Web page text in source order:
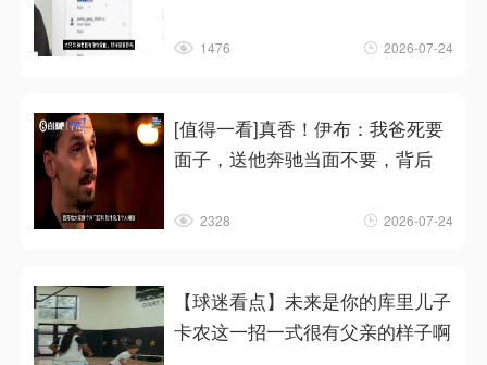
1476 2026-07-24
[值得一看]真香！伊布：我爸死要
面子，送他奔驰当面不要，背后
2328 2026-07-24
【球迷看点】未来是你的库里儿子
卡农这一招一式很有父亲的样子啊